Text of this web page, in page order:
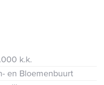
k.k.
en Bloemenbuurt